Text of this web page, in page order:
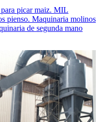
picar maiz. MIL
pienso. Maquinaria molinos
de segunda mano